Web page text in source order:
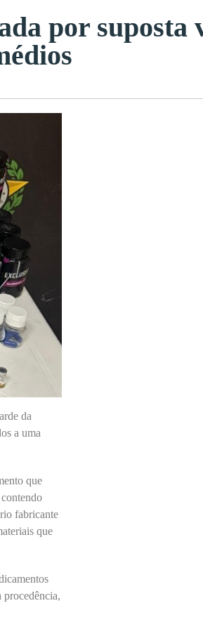
por suposta
da
a uma
que
fabricante
que
procedência,